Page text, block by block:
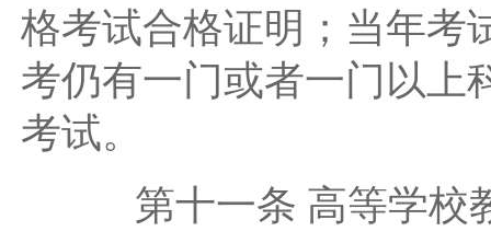
格考试合格证明；当年考
考仍有一门或者一门以上
考试。
第十一条 高等学校